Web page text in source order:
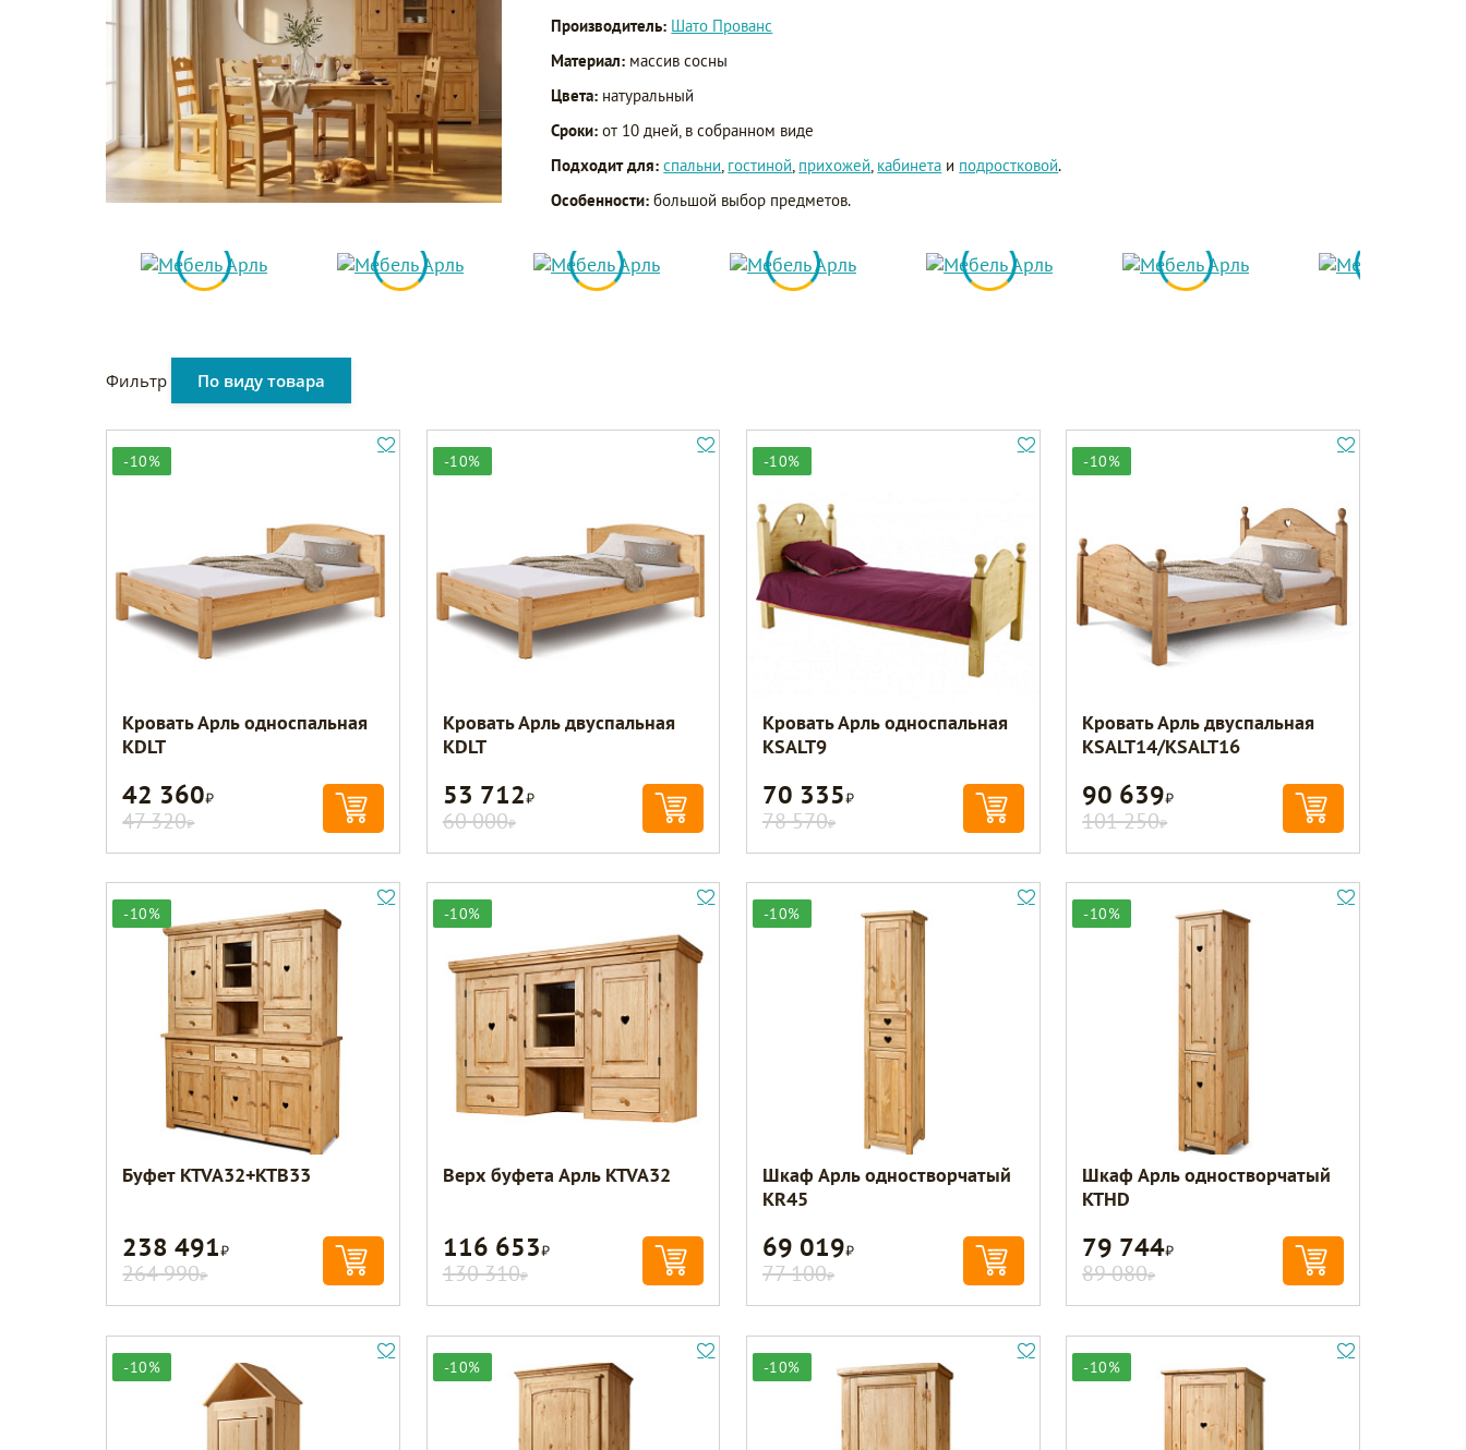
Производитель: Шато Прованс
Материал: массив сосны
Цвета: натуральный
Сроки: от 10 дней, в собранном виде
Подходит для: спальни, гостиной, прихожей, кабинета и подростковой.
Особенности: большой выбор предметов.
Фильтр По виду товара
-10%
Кровать Арль односпальная
KDLT
42 360Р
47 320Р
-10%
Кровать Арль двуспальная
KDLT
53 712Р
60 000Р
-10%
Кровать Арль односпальная
KSALT9
70 335Р
78 570Р
-10%
Кровать Арль двуспальная
KSALT14/KSALT16
90 639Р
101 250Р
-10%
Буфет KTVA32+KTB33
238 491Р
264 990Р
-10%
Верх буфета Арль KTVA32
116 653Р
130 310Р
-10%
Шкаф Арль одностворчатый
KR45
69 019Р
77 100Р
-10%
Шкаф Арль одностворчатый
KTHD
79 744Р
89 080Р
-10% -10% -10% -10%